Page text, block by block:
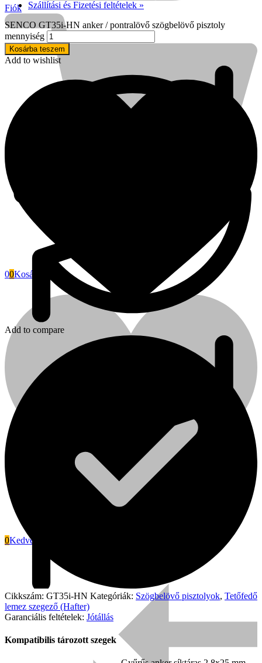
Kihlberg
Signode
Fiók
00Kosár
0Kedvenc
Szállítási és Fizetési feltételek »
SENCO GT35i-HN anker / pontralövő szögbelövő pisztoly
mennyiség
Kosárba teszem
Add to wishlist
Add to compare
Cikkszám: GT35i-HN Kategóriák: Szögbelövő pisztolyok, Tetőfedő
lemez szegező (Hafter)
Garanciális feltételek: Jótállás
Kompatibilis tározott szegek